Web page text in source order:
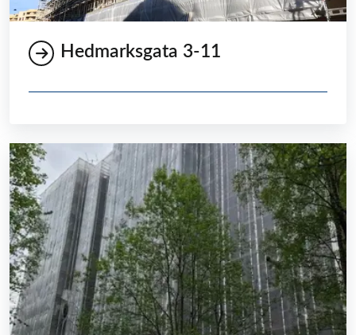
Hedmarksgata 3-11